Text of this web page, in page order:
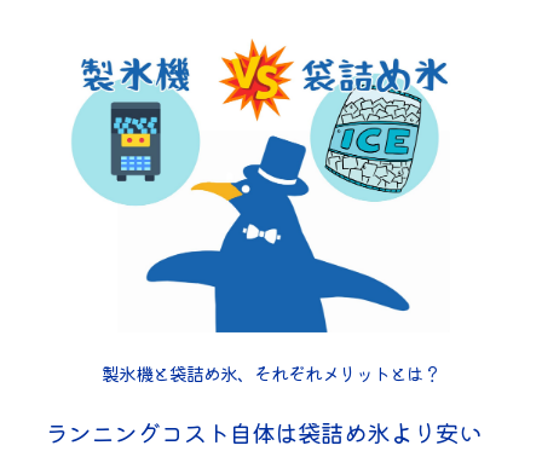
製氷機と袋詰め氷、それぞれメリットとは？
ランニングコスト自体は袋詰め氷より安い